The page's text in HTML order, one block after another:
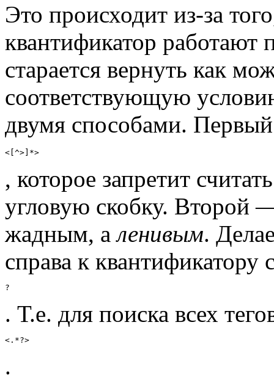
Это происходит из-за
квантификатор работают
старается вернуть как
соответствующую
двумя способами.
<[^>]*>
, которое запретит
угловую скобку. Второй
жадным, аленивым.
справа к квантификатору
?
. Т.е. для поиска всех
<.*?>
.